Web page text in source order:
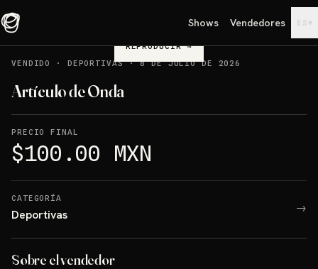
Shows Vendedores ES ▾
REPRODUCIR→
VENDIDO
· DEPORTIVAS·8 DE JULIO DE 2026
Artículo de Onda
PRECIO FINAL
$100.00 MXN
CATEGORÍA
Deportivas →
Sobre el vendedor